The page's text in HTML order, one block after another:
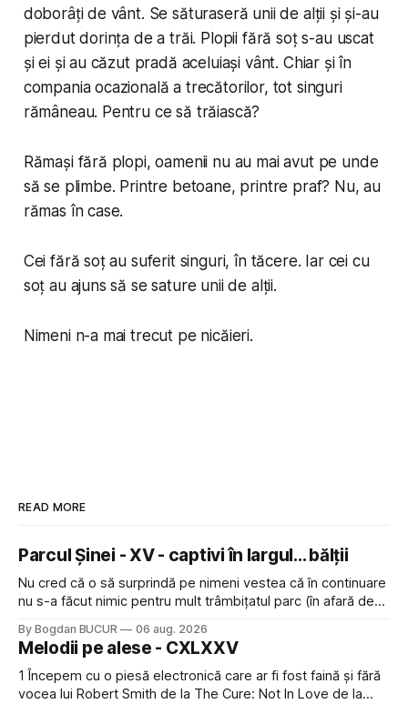
doborâți de vânt. Se săturaseră unii de alții și și-au
pierdut dorința de a trăi. Plopii fără soț s-au uscat
și ei și au căzut pradă aceluiași vânt. Chiar și în
compania ocazională a trecătorilor, tot singuri
rămâneau. Pentru ce să trăiască?
Rămași fără plopi, oamenii nu au mai avut pe unde
să se plimbe. Printre betoane, printre praf? Nu, au
rămas în case.
Cei fără soț au suferit singuri, în tăcere. Iar cei cu
soț au ajuns să se sature unii de alții.
Nimeni n-a mai trecut pe nicăieri.
READ MORE
Parcul Șinei - XV - captivi în largul... bălții
Nu cred că o să surprindă pe nimeni vestea că în continuare
nu s-a făcut nimic pentru mult trâmbițatul parc (în afară de
timp pui și latră prin gard la lumea care trece prin zonă). Am
avut, în schimb, o belea
By Bogdan BUCUR 06 aug. 2026
Melodii pe alese - CXLXXV
1 Începem cu o piesă electronică care ar fi fost faină și fără
vocea lui Robert Smith de la The Cure: Not In Love de la